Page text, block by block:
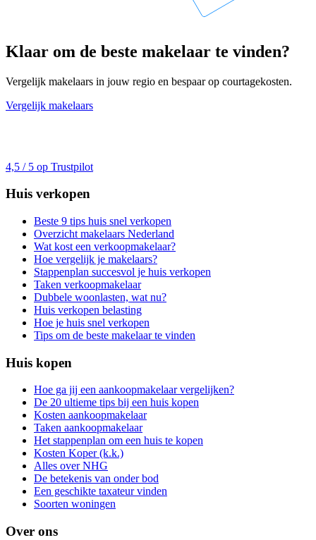
Klaar om de beste makelaar te vinden?
Vergelijk makelaars in jouw regio en bespaar op courtagekosten.
Vergelijk makelaars
4,5 / 5 op Trustpilot
Huis verkopen
Beste 9 tips huis snel verkopen
Overzicht makelaars Nederland
Wat kost een verkoopmakelaar?
Hoe vergelijk je makelaars?
Stappenplan succesvol je huis verkopen
Taken verkoopmakelaar
Dubbele woonlasten, wat nu?
Huis verkopen belasting
Hoe je huis snel verkopen
Tips om de beste makelaar te vinden
Huis kopen
Hoe ga jij een aankoopmakelaar vergelijken?
De 20 ultieme tips bij een huis kopen
Kosten aankoopmakelaar
Taken aankoopmakelaar
Het stappenplan om een huis te kopen
Kosten Koper (k.k.)
Alles over NHG
De betekenis van onder bod
Een geschikte taxateur vinden
Soorten woningen
Over ons